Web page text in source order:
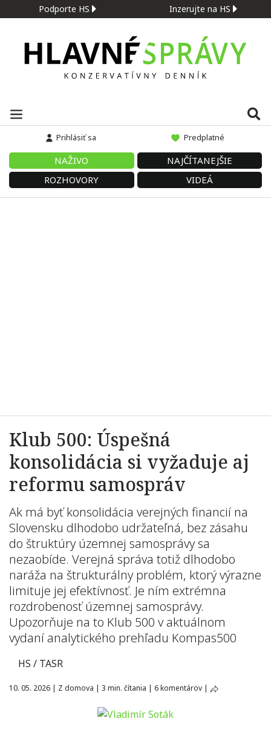
Podporte HS Inzerujte na HS
Prihlásiť sa Predplatné
NAŽIVO
NAJČÍTANEJŠIE
ROZHOVORY
VIDEÁ
Klub 500: Úspešná
konsolidácia si vyžaduje aj
reformu samospráv
Ak má byť konsolidácia verejných financií na
Slovensku dlhodobo udržateľná, bez zásahu
do štruktúry územnej samosprávy sa
nezaobíde. Verejná správa totiž dlhodobo
naráža na štrukturálny problém, ktorý výrazne
limituje jej efektívnosť. Je ním extrémna
rozdrobenosť územnej samosprávy.
Upozorňuje na to Klub 500 v aktuálnom
vydaní analytického prehľadu Kompas500
HS / TASR
10. 05. 2026 | Z domova | 3 min. čítania | 6 komentárov |